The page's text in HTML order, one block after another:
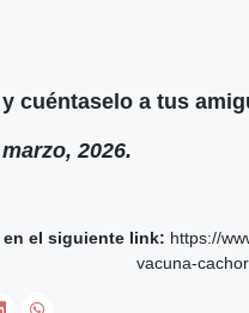
cuéntaselo a tus
2026.
el siguiente link: https://
vacuna-